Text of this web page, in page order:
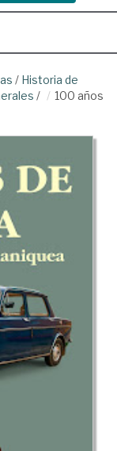
/ Historia de
/
100 años